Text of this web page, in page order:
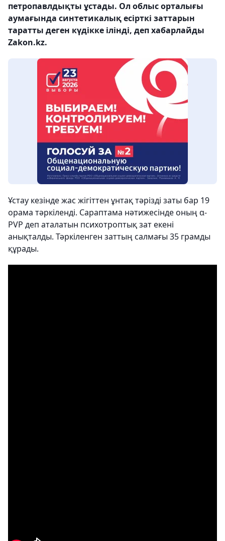
петропавлдықты ұстады. Ол облыс орталығы
аумағында синтетикалық есірткі заттарын
таратты деген күдікке ілінді, деп хабарлайды
Zakon.kz.
Ұстау кезінде жас жігіттен ұнтақ тәрізді заты бар 19
орама тәркіленді. Сараптама нәтижесінде оның α-
PVP деп аталатын психотроптық зат екені
анықталды. Тәркіленген заттың салмағы 35 грамды
құрады.